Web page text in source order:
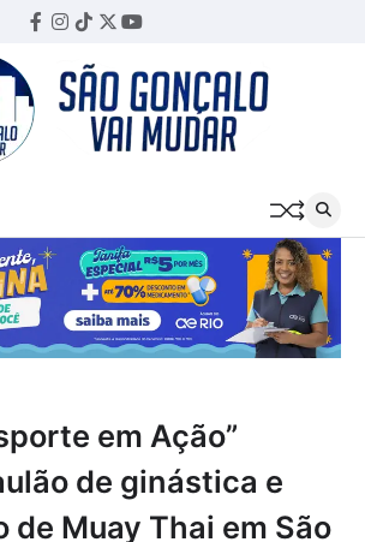
Facebook
Instagram
TikTok
TwitterYouTube
em Ação”
de ginástica e
de Muay Thai em São